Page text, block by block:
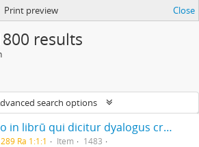
Print preview Close
results
search options
Prefacio in librū qui dicitur dyalogus creaturar[um] moralizatus omni materie morali iocundo et edificatiuo modo applicabilis. - 1483
Ra 1:1:1 Item
1483